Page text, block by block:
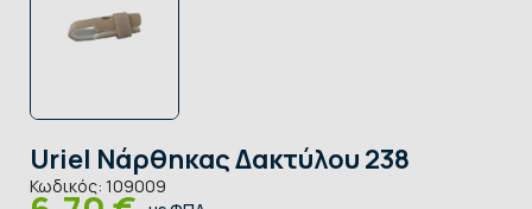
Uriel Νάρθηκας Δακτύλου 238
Κωδικός: 109009